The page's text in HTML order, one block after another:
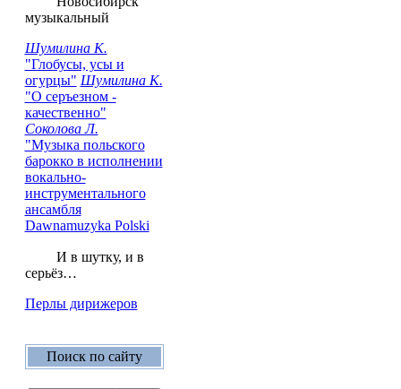
музыкальный
Шумилина К.
"Глобусы, усы и
огурцы" Шумилина К.
"О серъезном -
качественно"
Соколова Л.
"Музыка польского
барокко в исполнении
вокально-
инструментального
ансамбля
Dawnamuzyka Polski
И в шутку, и в
серьёз…
Перлы дирижеров
Поиск по сайту